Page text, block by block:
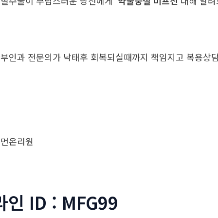
인과 전문의가 낙태후 회복되실때까지 책임지고 복용상
온리원
인 ID : MFG99